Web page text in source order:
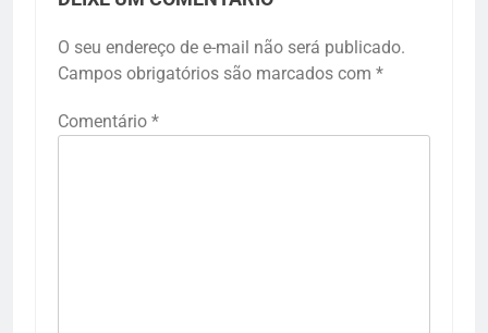
O seu endereço de e-mail não será publicado.
Campos obrigatórios são marcados com *
Comentário *